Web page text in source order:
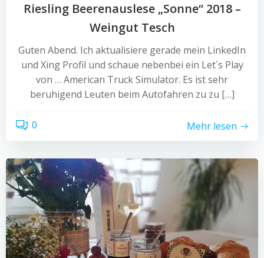
Riesling Beerenauslese „Sonne“ 2018 –
Weingut Tesch
Guten Abend. Ich aktualisiere gerade mein LinkedIn
und Xing Profil und schaue nebenbei ein Let´s Play
von … American Truck Simulator. Es ist sehr
beruhigend Leuten beim Autofahren zu zu […]
0 Mehr lesen